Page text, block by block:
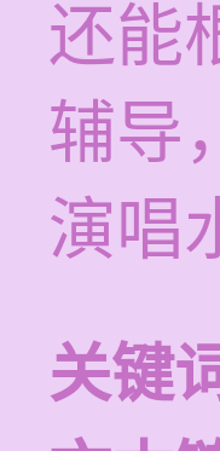
还能
辅导
演唱
关键